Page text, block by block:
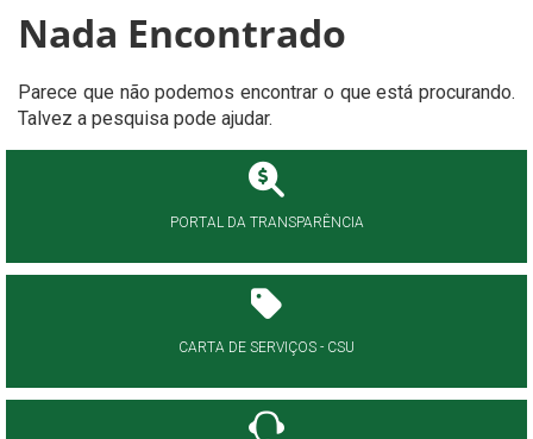
Nada Encontrado
Parece que não podemos encontrar o que está procurando.
Talvez a pesquisa pode ajudar.
PORTAL DA TRANSPARÊNCIA
CARTA DE SERVIÇOS - CSU